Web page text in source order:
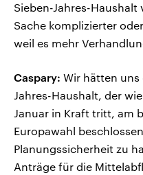
Sieben-Jahres-
Sache komplizierter
weil es mehr
Caspary: Wir hätten uns
Jahres-Haushalt, der
Januar in Kraft tritt, am
Europawahl
Planungssicherheit zu
Anträge für die